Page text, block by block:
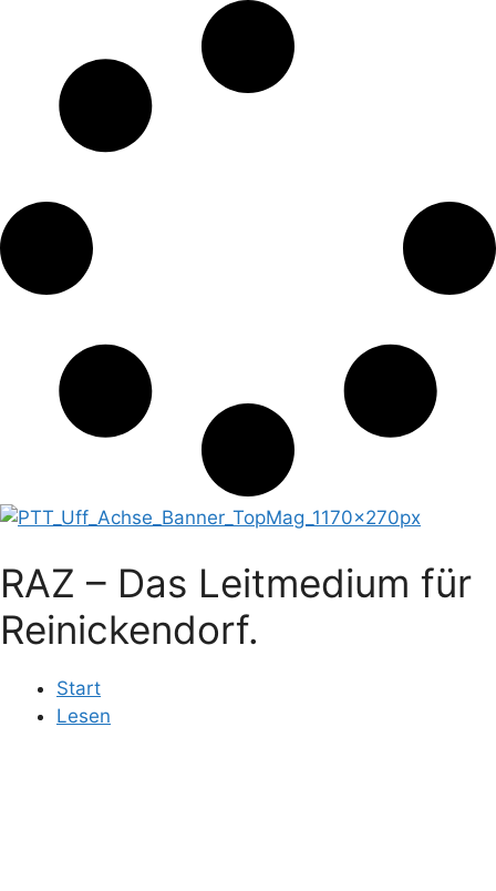
RAZ – Das Leitmedium für
Reinickendorf.
Start
Lesen